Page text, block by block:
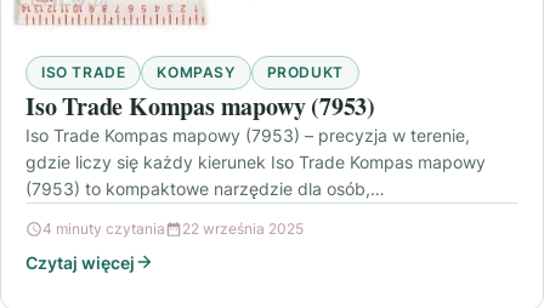
ISO TRADE KOMPASY PRODUKT
Iso Trade Kompas mapowy (7953)
Iso Trade Kompas mapowy (7953) – precyzja w terenie,
gdzie liczy się każdy kierunek Iso Trade Kompas mapowy
(7953) to kompaktowe narzędzie dla osób,…
4 minuty czytania 22 września 2025
Czytaj więcej